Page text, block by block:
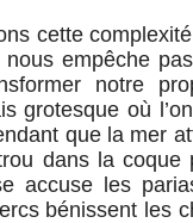
cette
empêche
notre
grotesque où
que la mer
dans la coque
accuse les
bénissent les